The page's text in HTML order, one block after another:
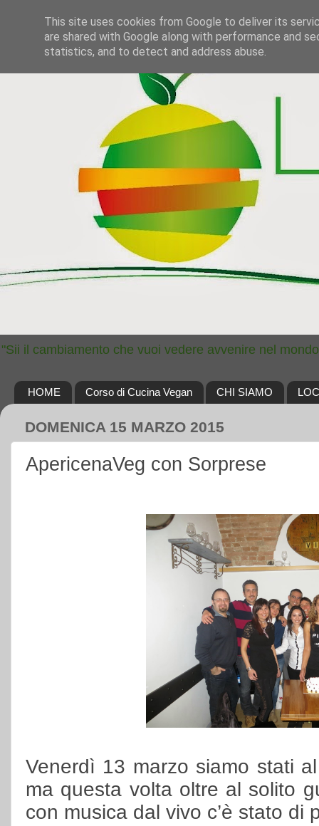
"Sii il cambiamento che vuoi vedere avvenire nel
HOME Corso di Cucina Vegan CHI SIAMO
DOMENICA 15 MARZO 2015
ApericenaVeg con Sorprese
Venerdì 13 marzo siamo stati
ma questa volta oltre al solito
con musica dal vivo c’è stato di
This site uses cookies from Google to deliver its
are shared with Google along with performance and
statistics, and to detect and address abuse.